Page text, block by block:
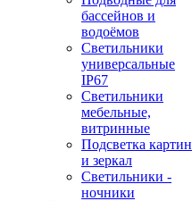
бассейнов и
водоёмов
Светильники
универсальные
IP67
Светильники
мебельные,
витринные
Подсветка картин
и зеркал
Светильники -
ночники